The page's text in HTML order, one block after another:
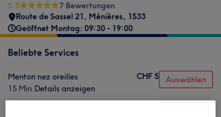
5.0
7 Bewertungen
Route de Sassel 21, Ménières, 1533
Geöffnet Montag: 09:30 - 19:00
Beliebte Services
Menton nez oreilles
15 Min.Details anzeigen
CHF 5 Auswählen